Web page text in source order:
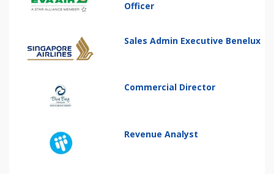
Officer
Sales Admin Executive Benelux
Commercial Director
Revenue Analyst